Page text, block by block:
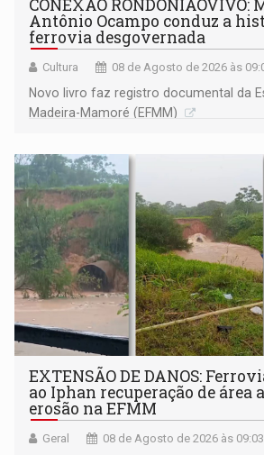
CONEXÃO RONDONIAOVIVO:
Antônio Ocampo conduz a
ferrovia desgovernada
Cultura 08 de Agosto de 2026 às
Novo livro faz registro documental da
Madeira-Mamoré (EFMM)
EXTENSÃO DE DANOS:
ao Iphan recuperação de área
erosão na EFMM
Geral 08 de Agosto de 2026 às 09:03